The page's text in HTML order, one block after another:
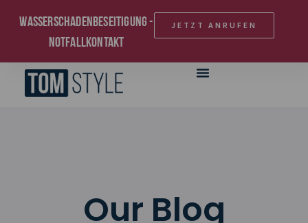
Wasserschadenbeseitigung -
Notfallkontakt
JETZT ANRUFEN
Our Blog